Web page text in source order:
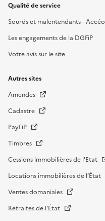
Qualité de service
Sourds et malentendants - Accéo
Les engagements de la DGFiP
Votre avis sur le site
Autres sites
Amendes
Cadastre
PayFiP
Timbres
Cessions immobilières de l'Etat
Locations immobilières de l’État
Ventes domaniales
Retraites de l'État